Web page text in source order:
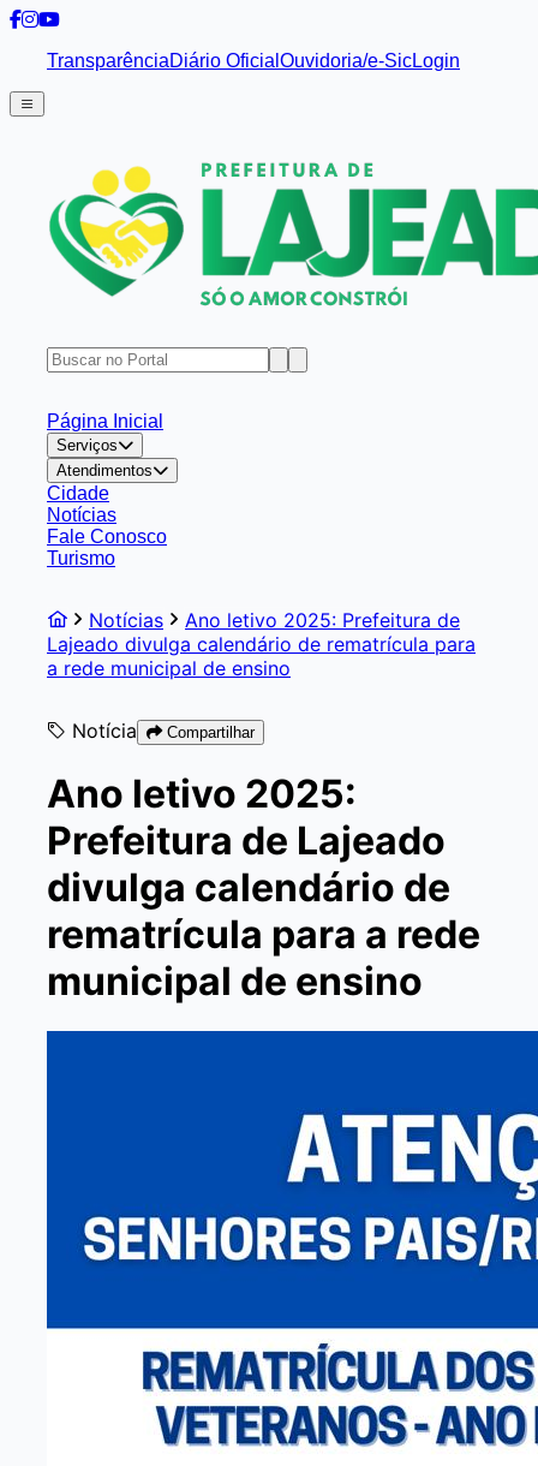
TransparênciaDiário Oficial Ouvidoria/e-SicLogin
Página Inicial
Serviços
Atendimentos
Cidade
Notícias
Fale Conosco
Turismo
Notícias
Ano letivo 2025: Prefeitura de
Lajeado divulga calendário de rematrícula para
a rede municipal de ensino
Notícia Compartilhar
Ano letivo 2025:
Prefeitura de Lajeado
divulga calendário de
rematrícula para a rede
municipal de ensino